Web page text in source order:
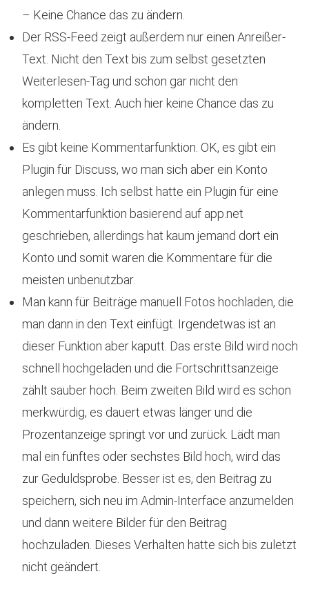
– Keine Chance das zu ändern.
Der RSS-Feed zeigt außerdem nur einen Anreißer-
Text. Nicht den Text bis zum selbst gesetzten
Weiterlesen-Tag und schon gar nicht den
kompletten Text. Auch hier keine Chance das zu
ändern.
Es gibt keine Kommentarfunktion. OK, es gibt ein
Plugin für Discuss, wo man sich aber ein Konto
anlegen muss. Ich selbst hatte ein Plugin für eine
Kommentarfunktion basierend auf app.net
geschrieben, allerdings hat kaum jemand dort ein
Konto und somit waren die Kommentare für die
meisten unbenutzbar.
Man kann für Beiträge manuell Fotos hochladen, die
man dann in den Text einfügt. Irgendetwas ist an
dieser Funktion aber kaputt. Das erste Bild wird noch
schnell hochgeladen und die Fortschrittsanzeige
zählt sauber hoch. Beim zweiten Bild wird es schon
merkwürdig, es dauert etwas länger und die
Prozentanzeige springt vor und zurück. Lädt man
mal ein fünftes oder sechstes Bild hoch, wird das
zur Geduldsprobe. Besser ist es, den Beitrag zu
speichern, sich neu im Admin-Interface anzumelden
und dann weitere Bilder für den Beitrag
hochzuladen. Dieses Verhalten hatte sich bis zuletzt
nicht geändert.